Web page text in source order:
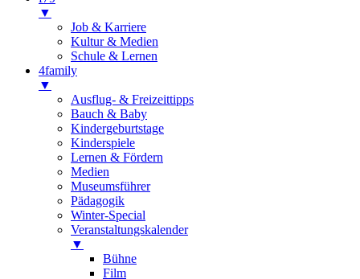
▼
Job & Karriere
Kultur & Medien
Schule & Lernen
4family
▼
Ausflug- & Freizeittipps
Bauch & Baby
Kindergeburtstage
Kinderspiele
Lernen & Fördern
Medien
Museumsführer
Pädagogik
Winter-Special
Veranstaltungskalender
▼
Bühne
Film